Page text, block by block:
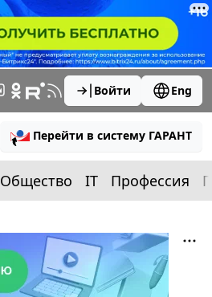
Войти Eng
Перейти в систему ГАРАНТ
Общество IT Профессия